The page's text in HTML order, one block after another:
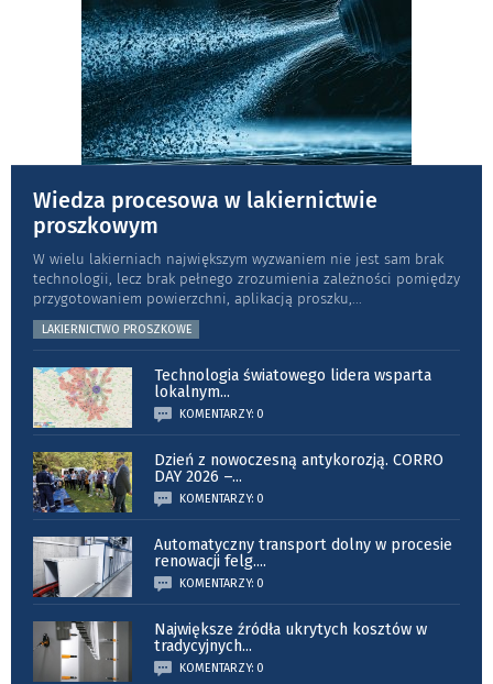
Wiedza procesowa w lakiernictwie
proszkowym
W wielu lakierniach największym wyzwaniem nie jest sam brak
technologii, lecz brak pełnego zrozumienia zależności pomiędzy
przygotowaniem powierzchni, aplikacją proszku,
LAKIERNICTWO PROSZKOWE
Technologia światowego lidera wsparta
lokalnym...
KOMENTARZY: 0
Dzień z nowoczesną antykorozją. CORRO
DAY 2026 –...
KOMENTARZY: 0
Automatyczny transport dolny w procesie
renowacji felg....
KOMENTARZY: 0
Największe źródła ukrytych kosztów w
tradycyjnych...
KOMENTARZY: 0